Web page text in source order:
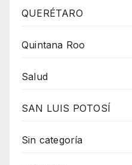
QUERÉTARO
Quintana Roo
Salud
SAN LUIS POTOSÍ
Sin categoría